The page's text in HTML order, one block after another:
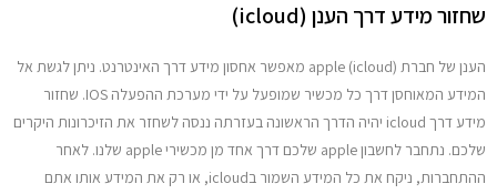
שחזור מידע דרך הענן (icloud)
הענן של חברת apple (icloud) מאפשר אחסון מידע דרך האינטרנט. ניתן לגשת אל
המידע המאוחסן דרך כל מכשיר שמופעל על ידי מערכת ההפעלה IOS. שחזור
מידע דרך icloud יהיה הדרך הראשונה בעזרתה ננסה לשחזר את הזיכרונות היקרים
שלכם. נתחבר לחשבון apple שלכם דרך אחד מן מכשירי apple שלנו. לאחר
ההתחברות, ניקח את כל המידע השמור בicloud, או רק את המידע אותו אתם